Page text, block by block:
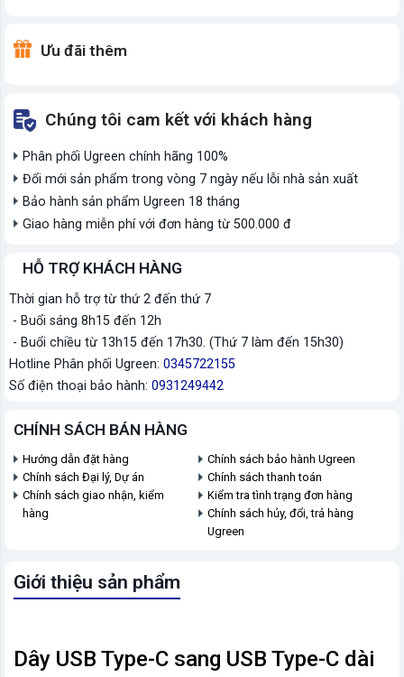
Ưu đãi thêm
Chúng tôi cam kết với khách hàng
Phân phối Ugreen chính hãng 100%
Đổi mới sản phẩm trong vòng 7 ngày nếu lỗi nhà sản xuất
Bảo hành sản phẩm Ugreen 18 tháng
Giao hàng miễn phí với đơn hàng từ 500.000 đ
HỖ TRỢ KHÁCH HÀNG
Thời gian hỗ trợ từ thứ 2 đến thứ 7
- Buổi sáng 8h15 đến 12h
- Buổi chiều từ 13h15 đến 17h30. (Thứ 7 làm đến 15h30)
Hotline Phân phối Ugreen: 0345722155
Số điện thoại bảo hành: 0931249442
CHÍNH SÁCH BÁN HÀNG
Hướng dẫn đặt hàng
Chính sách bảo hành Ugreen
Chính sách Đại lý, Dự án
Chính sách thanh toán
Chính sách giao nhận, kiểm
hàng
Kiểm tra tình trạng đơn hàng
Chính sách hủy, đổi, trả hàng
Ugreen
Giới thiệu sản phẩm
Dây USB Type-C sang USB Type-C dài